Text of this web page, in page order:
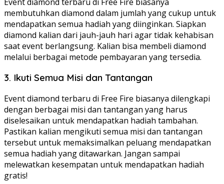
membutuhkan diamond dalam jumlah yang cukup untuk
mendapatkan semua hadiah yang diinginkan. Siapkan
diamond kalian dari jauh-jauh hari agar tidak kehabisan
saat event berlangsung. Kalian bisa membeli diamond
melalui berbagai metode pembayaran yang tersedia.
3. Ikuti Semua Misi dan Tantangan
Event diamond terbaru di Free Fire biasanya dilengkapi
dengan berbagai misi dan tantangan yang harus
diselesaikan untuk mendapatkan hadiah tambahan.
Pastikan kalian mengikuti semua misi dan tantangan
tersebut untuk memaksimalkan peluang mendapatkan
semua hadiah yang ditawarkan. Jangan sampai
melewatkan kesempatan untuk mendapatkan hadiah
gratis!